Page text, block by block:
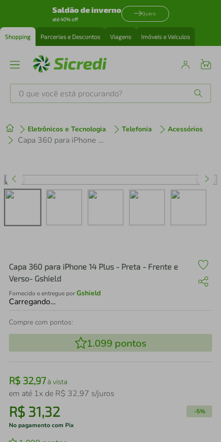
Saldão de inverno
até 40% off
Quero
Shopping Parcerias e Descontos Viagens Imóveis e Veículos
O que você está procurando?
Eletrônicos e Tecnologia Telefonia Acessórios
Capa 360 para iPhone 14 Plus - Preta - Frente e Verso- Gshield
Capa 360 para iPhone 14 Plus - Preta - Frente e
Verso- Gshield
Fornecido e entregue porGshield
Carregando…
Compre com pontos:
1.099 pontos
R$ 32,97à vista
em até 1x de R$ 32,97 s/juros
R$ 31,32 -5%
No pagamento com Pix
1º tenis
perfume